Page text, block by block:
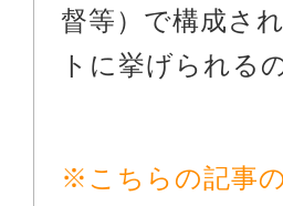
督等）で構成さ
トに挙げられる
※こちらの記事